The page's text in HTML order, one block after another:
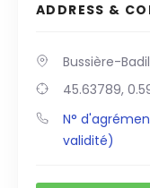
ADDRESS &
Bussière-
45.63789,
N°
validité)